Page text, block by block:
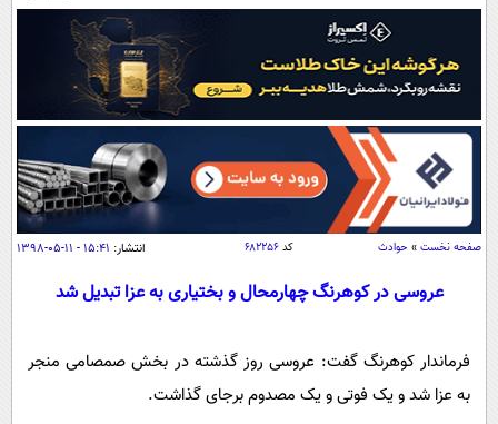
آرشیو
نظرسنجی
آب و هوا
اوقات شرعی
سواد زندگی
اقتصاد
اقتصادی
جامعه
حوادث
سلامت
بین الملل
سیاست خارجی
فرهنگ و هنر
صفحه نخست » حوادث کد۶۸۲۲۵۶ انتشار: ۱۵:۴۱ - ۱۱-۰۵-۱۳۹۸
عروسی در کوهرنگ چهارمحال و بختیاری به عزا تبدیل شد
فرماندار کوهرنگ گفت: عروسی روز گذشته در بخش صمصامی منجر
به عزا شد و یک فوتی و یک مصدوم برجای گذاشت.